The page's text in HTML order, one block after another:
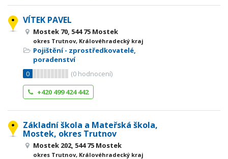
VÍTEK PAVEL
Mostek 70, 544 75 Mostek
okres Trutnov, Královéhradecký kraj
Pojištění - zprostředkovatelé,
poradenství
0
(0 hodnocení)
+420 499 424 442
Základní škola a Mateřská škola,
Mostek, okres Trutnov
Mostek 202, 544 75 Mostek
okres Trutnov, Královéhradecký kraj